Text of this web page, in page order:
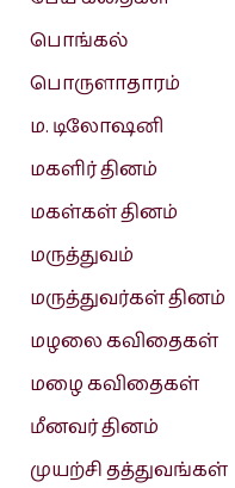
பொங்கல்
பொருளாதாரம்
ம. டிலோஷனி
மகளிர் தினம்
மகள்கள் தினம்
மருத்துவம்
மருத்துவர்கள் தினம்
மழலை கவிதைகள்
மழை கவிதைகள்
மீனவர் தினம்
முயற்சி தத்துவங்கள்